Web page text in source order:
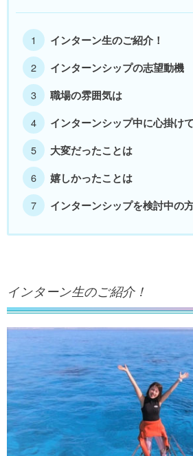
インターン生のご紹介！
インターンシップの志望動機
職場の雰囲気は
インターンシップ中に心掛け
大変だったことは
嬉しかったことは
インターンシップを検討中の
インターン生のご紹介！